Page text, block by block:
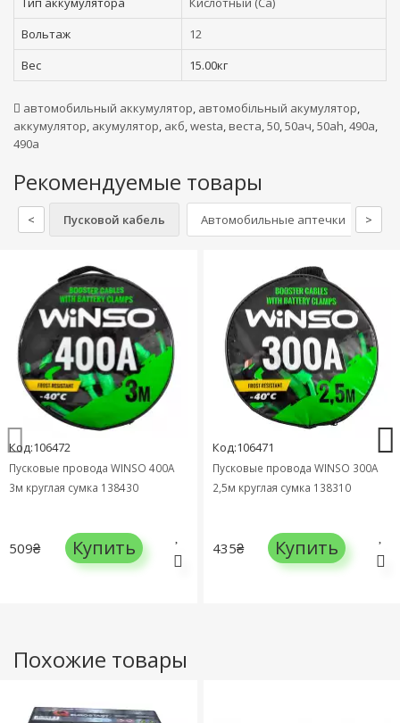
Вольтаж
12
Вес
15.00кг
автомобильный аккумулятор, автомобільный акумулятор,
аккумулятор, акумулятор, акб,westa, веста,50,50ач,50ah,490а,
490a
Рекомендуемые товары
< Пусковой кабель Автомобильные аптечки >
Код:106472
Пусковые провода WINSO 400А
3м круглая сумка 138430
509₴ Купить
Код:106471
Пусковые провода WINSO 300А
2,5м круглая сумка 138310
435₴ Купить
Похожие товары